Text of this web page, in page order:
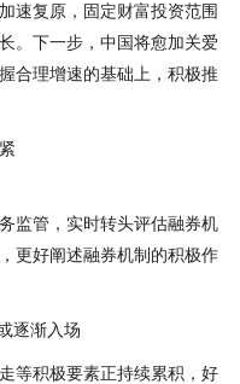
速复原，固定财富投资范围
。下一步，中国将愈加关爱
合理增速的基础上，积极推
管，实时转头评估融券机
更好阐述融券机制的积极作
逐渐入场
积极要素正持续累积，好